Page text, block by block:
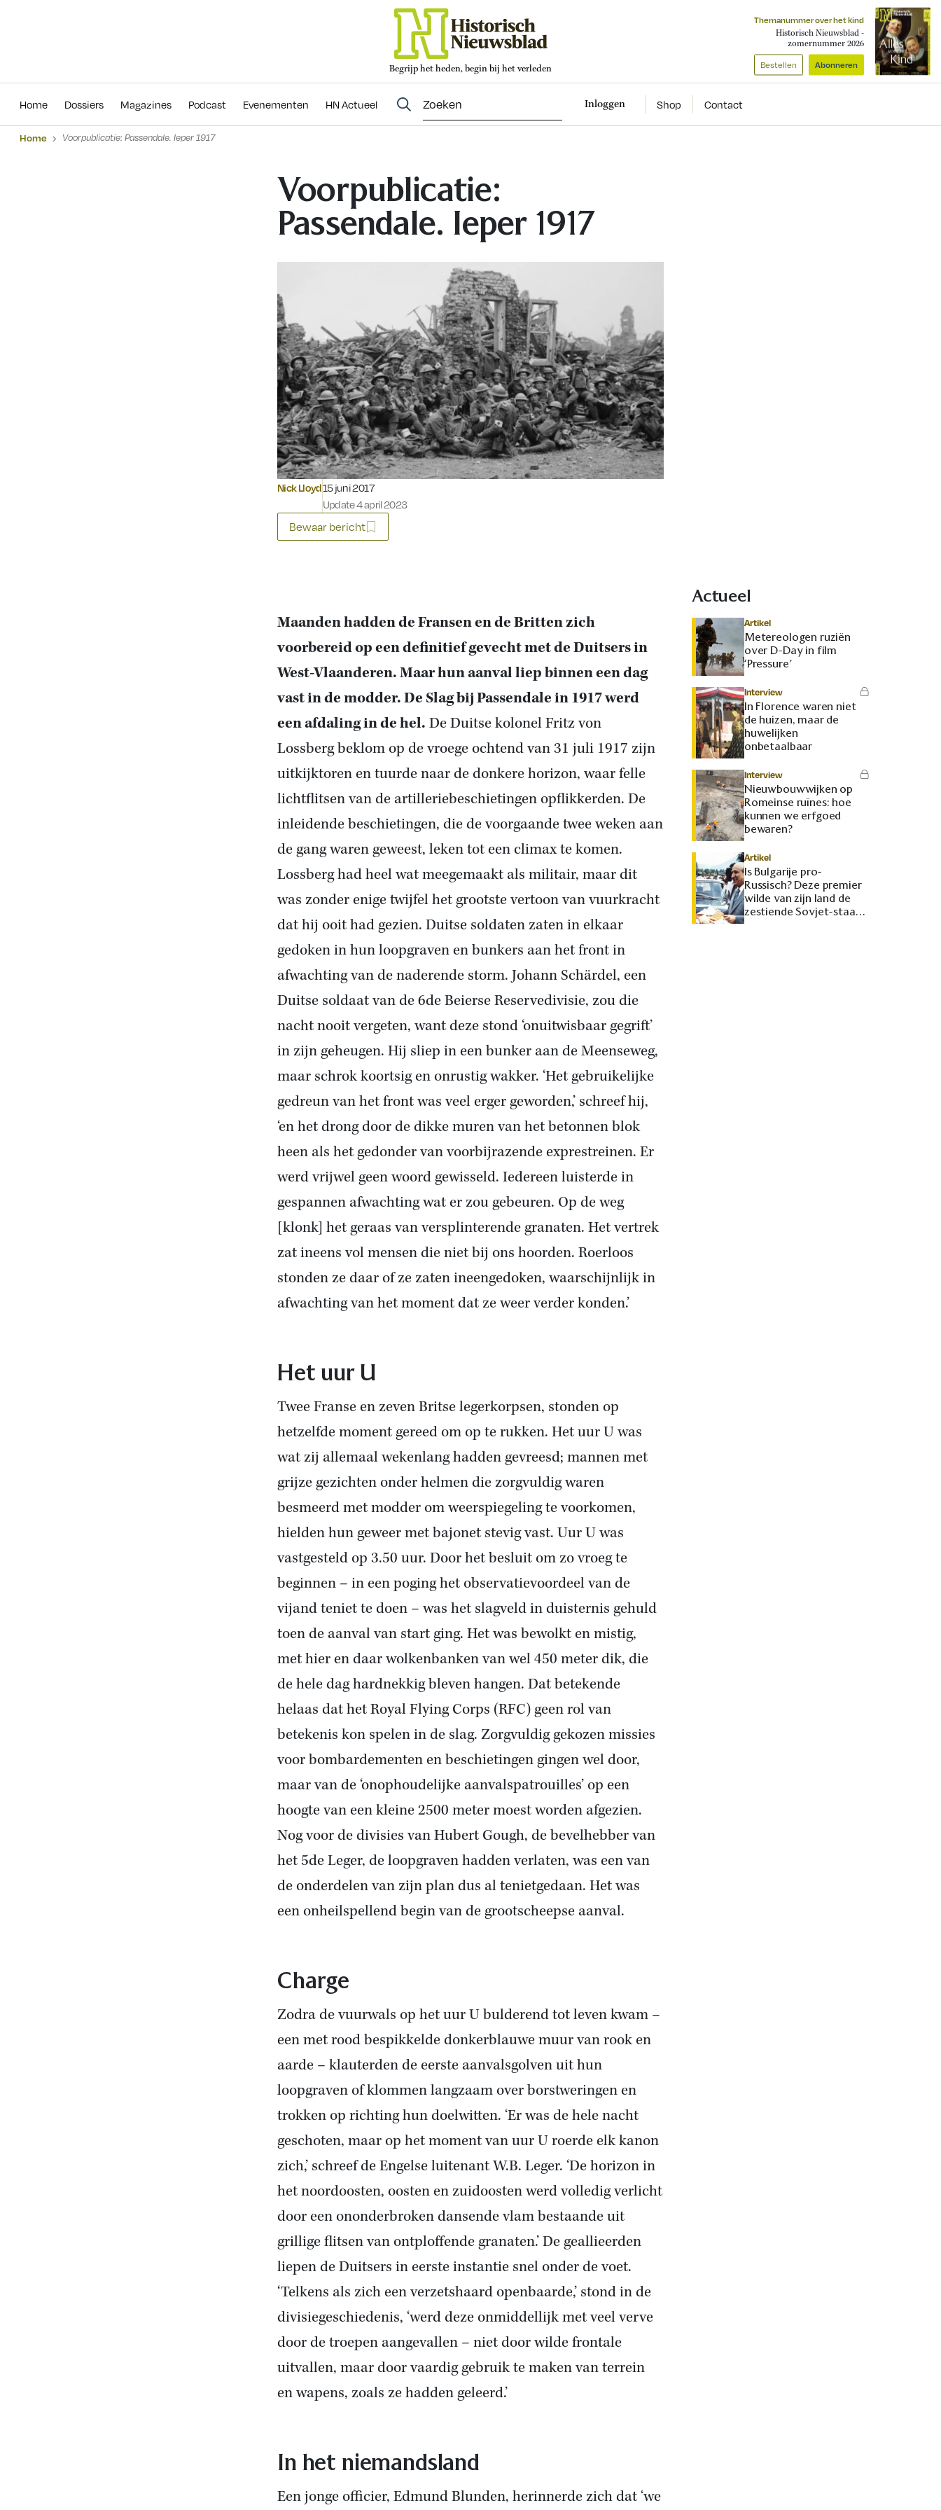
Begrijp het heden, begin bij het verleden
Themanummer over het kind
Historisch Nieuwsblad -
zomernummer 2026
Bestellen Abonneren
Home Dossiers Magazines Podcast Evenementen HN Actueel Inloggen Shop Contact
Evenementen
Home Voorpublicatie: Passendale. Ieper 1917
Voorpublicatie:
Passendale. Ieper 1917
Nick LloydGepubliceerd op:
15 juni 2017
Update 4 april 2023
Bewaar bericht
Maanden hadden de Fransen en de Britten zich
voorbereid op een definitief gevecht met de Duitsers in
West-Vlaanderen. Maar hun aanval liep binnen een dag
vast in de modder. De Slag bij Passendale in 1917 werd
een afdaling in de hel. De Duitse kolonel Fritz von
Lossberg beklom op de vroege ochtend van 31 juli 1917 zijn
uitkijktoren en tuurde naar de donkere horizon, waar felle
lichtflitsen van de artilleriebeschietingen opflikkerden. De
inleidende beschietingen, die de voorgaande twee weken aan
de gang waren geweest, leken tot een climax te komen.
Lossberg had heel wat meegemaakt als militair, maar dit
was zonder enige twijfel het grootste vertoon van vuurkracht
dat hij ooit had gezien. Duitse soldaten zaten in elkaar
gedoken in hun loopgraven en bunkers aan het front in
afwachting van de naderende storm. Johann Schärdel, een
Duitse soldaat van de 6de Beierse Reservedivisie, zou die
nacht nooit vergeten, want deze stond ‘onuitwisbaar gegrift’
in zijn geheugen. Hij sliep in een bunker aan de Meenseweg,
maar schrok koortsig en onrustig wakker. ‘Het gebruikelijke
gedreun van het front was veel erger geworden,’ schreef hij,
‘en het drong door de dikke muren van het betonnen blok
heen als het gedonder van voorbijrazende exprestreinen. Er
werd vrijwel geen woord gewisseld. Iedereen luisterde in
gespannen afwachting wat er zou gebeuren. Op de weg
[klonk] het geraas van versplinterende granaten. Het vertrek
zat ineens vol mensen die niet bij ons hoorden. Roerloos
stonden ze daar of ze zaten ineengedoken, waarschijnlijk in
afwachting van het moment dat ze weer verder konden.’
Het uur U
Twee Franse en zeven Britse legerkorpsen, stonden op
hetzelfde moment gereed om op te rukken. Het uur U was
wat zij allemaal wekenlang hadden gevreesd; mannen met
grijze gezichten onder helmen die zorgvuldig waren
besmeerd met modder om weerspiegeling te voorkomen,
hielden hun geweer met bajonet stevig vast. Uur U was
vastgesteld op 3.50 uur. Door het besluit om zo vroeg te
beginnen – in een poging het observatievoordeel van de
vijand teniet te doen – was het slagveld in duisternis gehuld
toen de aanval van start ging. Het was bewolkt en mistig,
met hier en daar wolkenbanken van wel 450 meter dik, die
de hele dag hardnekkig bleven hangen. Dat betekende
helaas dat het Royal Flying Corps (RFC) geen rol van
betekenis kon spelen in de slag. Zorgvuldig gekozen missies
voor bombardementen en beschietingen gingen wel door,
maar van de ‘onophoudelijke aanvalspatrouilles’ op een
hoogte van een kleine 2500 meter moest worden afgezien.
Nog voor de divisies van Hubert Gough, de bevelhebber van
het 5de Leger, de loopgraven hadden verlaten, was een van
de onderdelen van zijn plan dus al tenietgedaan. Het was
een onheilspellend begin van de grootscheepse aanval.
Charge
Zodra de vuurwals op het uur U bulderend tot leven kwam –
een met rood bespikkelde donkerblauwe muur van rook en
aarde – klauterden de eerste aanvalsgolven uit hun
loopgraven of klommen langzaam over borstweringen en
trokken op richting hun doelwitten. ‘Er was de hele nacht
geschoten, maar op het moment van uur U roerde elk kanon
zich,’ schreef de Engelse luitenant W.B. Leger. ‘De horizon in
het noordoosten, oosten en zuidoosten werd volledig verlicht
door een ononderbroken dansende vlam bestaande uit
grillige flitsen van ontploffende granaten.’ De geallieerden
liepen de Duitsers in eerste instantie snel onder de voet.
‘Telkens als zich een verzetshaard openbaarde,’ stond in de
divisiegeschiedenis, ‘werd deze onmiddellijk met veel verve
door de troepen aangevallen – niet door wilde frontale
uitvallen, maar door vaardig gebruik te maken van terrein
en wapens, zoals ze hadden geleerd.’
In het niemandsland
Een jonge officier, Edmund Blunden, herinnerde zich dat ‘we
Actueel
Artikel
Metereologen ruziën
over D-Day in film
‘Pressure’
Interview
In Florence waren niet
de huizen, maar de
huwelijken
onbetaalbaar
Interview
Nieuwbouwwijken op
Romeinse ruïnes: hoe
kunnen we erfgoed
bewaren?
Artikel
Is Bulgarije pro-
Russisch? Deze premier
wilde van zijn land de
zestiende Sovjet-staat
maken